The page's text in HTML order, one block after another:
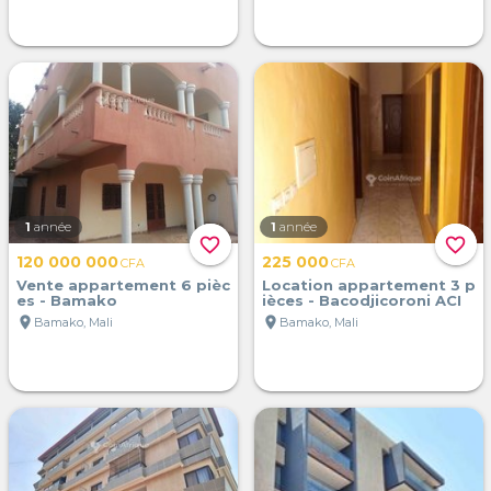
favorite_border
1 année
120 000 000CFA
Vente appartement 6 pièc
es - Bamako
location_on Bamako, Mali
favorite_border
1 année
225 000CFA
Location appartement 3 p
ièces - Bacodjicoroni ACI
location_on Bamako, Mali